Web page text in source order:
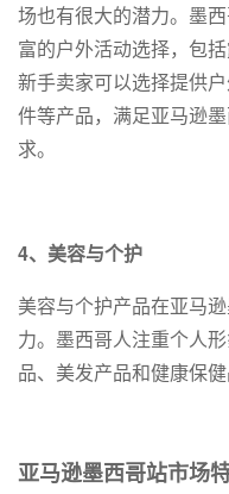
场也有很大的潜力。墨
富的户外活动选择，包
新手卖家可以选择提供
件等产品，满足亚马逊
求。
4、美容与个护
美容与个护产品在亚马
力。墨西哥人注重个人
品、美发产品和健康保
亚马逊墨西哥站市场特